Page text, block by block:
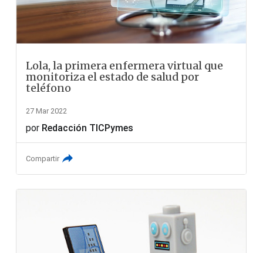
Lola, la primera enfermera virtual que
monitoriza el estado de salud por
teléfono
27 Mar 2022
por Redacción TICPymes
Compartir